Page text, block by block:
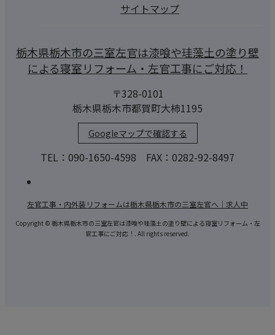
サイトマップ
栃木県栃木市の三室左官は漆喰や珪藻土の塗り壁
による寝室リフォーム・左官工事にご対応！
〒328-0101
栃木県栃木市都賀町大柿1195
Googleマップで確認する
TEL：090-1650-4598 FAX：0282-92-8497
左官工事・内外装リフォームは栃木県栃木市の三室左官へ｜求人中
Copyright © 栃木県栃木市の三室左官は漆喰や珪藻土の塗り壁による寝室リフォーム・左
官工事にご対応！. All rights reserved.